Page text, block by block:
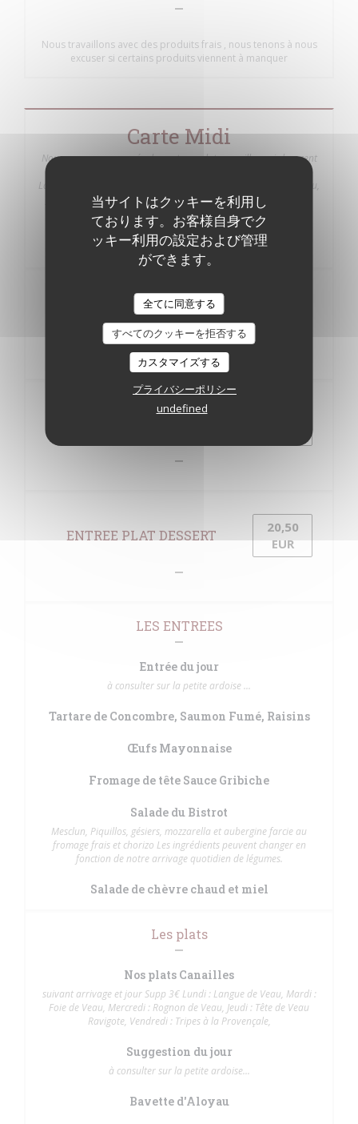
当サイトはクッキーを利用し
ております。お客様自身でク
ッキー利用の設定および管理
ができます。
全てに同意する
すべてのクッキーを拒否する
カスタマイズする
プライバシーポリシー
undefined
Nous travaillons avec des produits frais , nous tenons à nous
excuser si certains produits viennent à manquer
Carte Midi
Nous vous proposons également nos plats canailles qui changent
Langue de Veau, Mardi : Foie de Veau, Mercredi : Rognon de Veau,
Jeudi : Tête de Veau Ravigote, Vendredi : Tripes à la Provençale
Pensez à réserver !!!!
PLAT
ENTREE PLAT OU PLAT
ENTREE PLAT DESSERT
20,50
EUR
LES ENTREES
Entrée du jour
à consulter sur la petite ardoise ...
Tartare de Concombre, Saumon Fumé, Raisins
Œufs Mayonnaise
Fromage de tête Sauce Gribiche
Salade du Bistrot
Mesclun, Piquillos, gésiers, mozzarella et aubergine farcie au
fromage frais et chorizo Les ingrédients peuvent changer en
fonction de notre arrivage quotidien de légumes.
Salade de chèvre chaud et miel
Les plats
Nos plats Canailles
suivant arrivage et jour Supp 3€ Lundi : Langue de Veau, Mardi :
Foie de Veau, Mercredi : Rognon de Veau, Jeudi : Tête de Veau
Ravigote, Vendredi : Tripes à la Provençale,
Suggestion du jour
à consulter sur la petite ardoise...
Bavette d'Aloyau